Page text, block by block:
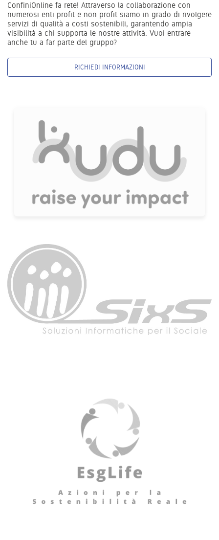
ConfiniOnline fa rete! Attraverso la collaborazione con
numerosi enti profit e non profit siamo in grado di rivolgere
servizi di qualità a costi sostenibili, garantendo ampia
visibilità a chi supporta le nostre attività. Vuoi entrare
anche tu a far parte del gruppo?
RICHIEDI INFORMAZIONI